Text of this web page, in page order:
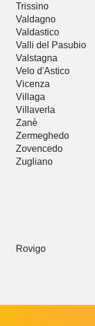
Trissino
Valdagno
Valdastico
Valli del Pasubio
Valstagna
Velo d'Astico
Vicenza
Villaga
Villaverla
Zanè
Zermeghedo
Zovencedo
Zugliano
Rovigo